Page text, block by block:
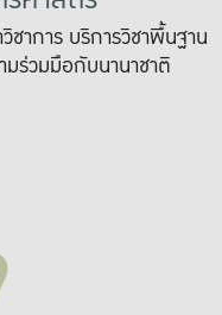
การ บริการวิชาพื้นฐาน
มร่วมมือกับนานาชาติ